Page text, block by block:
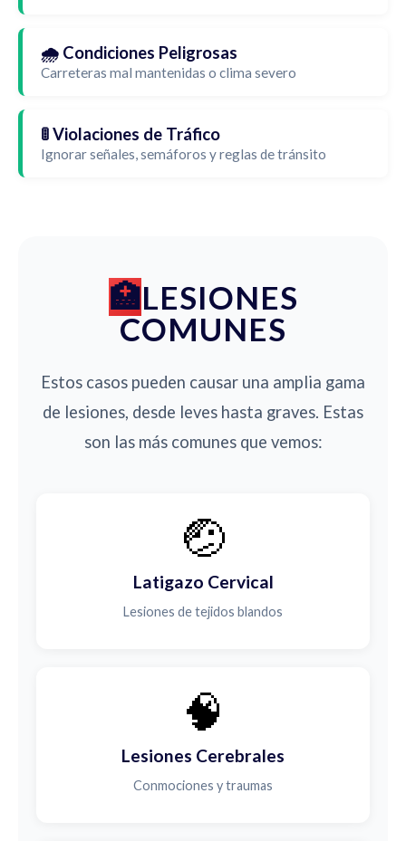
🌧️ Condiciones Peligrosas
Carreteras mal mantenidas o clima severo
🚦 Violaciones de Tráfico
Ignorar señales, semáforos y reglas de tránsito
LESIONES
COMUNES
Estos casos pueden causar una amplia gama
de lesiones, desde leves hasta graves. Estas
son las más comunes que vemos:
🤕
Latigazo Cervical
Lesiones de tejidos blandos
🧠
Lesiones Cerebrales
Conmociones y traumas